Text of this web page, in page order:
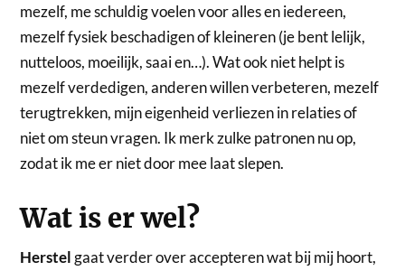
mezelf, me schuldig voelen voor alles en iedereen,
mezelf fysiek beschadigen of kleineren (je bent lelijk,
nutteloos, moeilijk, saai en…). Wat ook niet helpt is
mezelf verdedigen, anderen willen verbeteren, mezelf
terugtrekken, mijn eigenheid verliezen in relaties of
niet om steun vragen. Ik merk zulke patronen nu op,
zodat ik me er niet door mee laat slepen.
Wat is er wel?
Herstel gaat verder over accepteren wat bij mij hoort,